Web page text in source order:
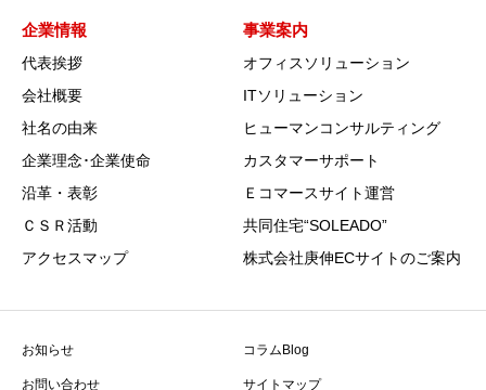
企業情報
代表挨拶
会社概要
社名の由来
企業理念･企業使命
沿革・表彰
ＣＳＲ活動
アクセスマップ
事業案内
オフィスソリューション
ITソリューション
ヒューマンコンサルティング
カスタマーサポート
Ｅコマースサイト運営
共同住宅“SOLEADO”
株式会社庚伸ECサイトのご案内
お知らせ コラムBlog
お問い合わせ サイトマップ